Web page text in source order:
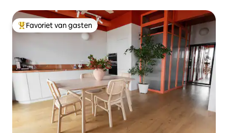
Topfavoriet van gasten
Favoriet van gasten